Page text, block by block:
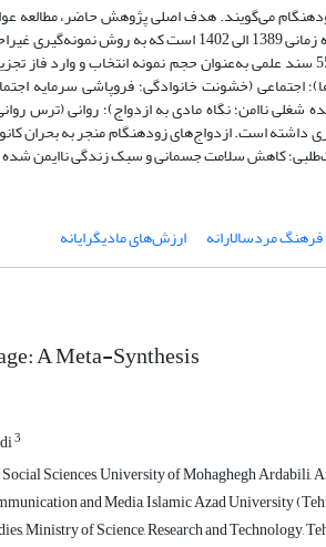
ازدواج زودهنگام می‌گویند. هدف اصلی پژوهش حاضر،
مگ ایران و ایران داک)، بعد از غربالگری و گزینش، 55 سند علمی
اجتماعی (خشونت خانوادگی؛ فروپاشی سرمایه
شغلی ناامن؛ نگاه مادی به ازدواج)؛ روانی (ترس
است. ازدواج‌های زودهنگام منجر به بحران
کاهش سلامت جسمانی و سبک زندگی ناایمن
فرهنگ مردسالارانه ارزش‌های مادیگرایانه
A Meta-Synthesis
3
Sciences, University of Mohaghegh
and Media, Islamic Azad University
Ministry of Science, Research and Technology,